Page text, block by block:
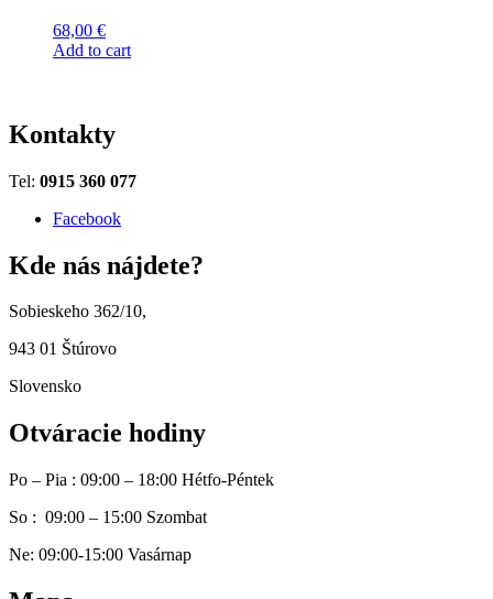
68,00 €
Add to cart
Kontakty
Tel: 0915 360 077
Facebook
Kde nás nájdete?
Sobieskeho 362/10,
943 01 Štúrovo
Slovensko
Otváracie hodiny
Po – Pia : 09:00 – 18:00 Hétfo-Péntek
So : 09:00 – 15:00 Szombat
Ne: 09:00-15:00 Vasárnap